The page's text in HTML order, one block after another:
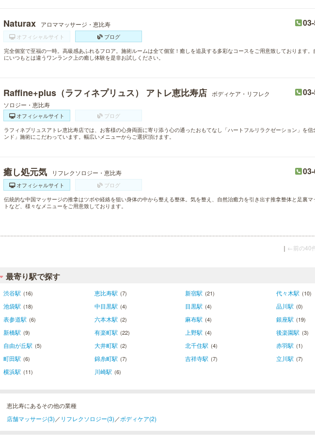
Naturax アロママッサージ・恵比寿
オフィシャルサイト
ブログ
完全個室で至福の一時。高級感あふれるフロア。施術ルームは全て個室！癒しを追及する多彩なコースをご用意致しております。
にいつもとは違うワンランク上の癒し体験を是非お試しください。
Raffine+plus（ラフィネプリュス） アトレ恵比寿店
ボディケア・リフレク
ソロジー・恵比寿
オフィシャルサイト
ブログ
ラフィネプリュスアトレ恵比寿店では、お客様の心身両面に寄り添う心の通ったおもてなし「ハートフルリラクゼーション」を信
ンド」施術にこだわっています。幅広いメニューからご選択頂けます。
癒し処元気 リフレクソロジー・恵比寿
オフィシャルサイト
ブログ
伝統的な中国マッサージの推拿はツボや経絡を狙い身体の中から整える整体。気を整え、自然治癒力を引き出す推拿整体と足裏マ
トなど、様々なメニューをご用意致しております。
｜ ←前の40
最寄り駅で探す
渋谷駅 (16) 恵比寿駅 (7) 新宿駅 (21) 代々木駅 (10)
池袋駅 (18) 中目黒駅 (4) 目黒駅 (4) 品川駅 (0)
表参道駅 (6) 六本木駅 (2) 麻布駅 (4) 銀座駅 (19)
新橋駅 (9) 有楽町駅 (22) 上野駅 (4) 後楽園駅 (3)
自由が丘駅 (5) 大井町駅 (2) 北千住駅 (4) 赤羽駅 (1)
町田駅 (6) 錦糸町駅 (7) 吉祥寺駅 (7) 立川駅 (7)
横浜駅 (11) 川崎駅 (6)
恵比寿にあるその他の業種
店舗マッサージ(3) ／ リフレクソロジー(3) ／ボディケア(2)